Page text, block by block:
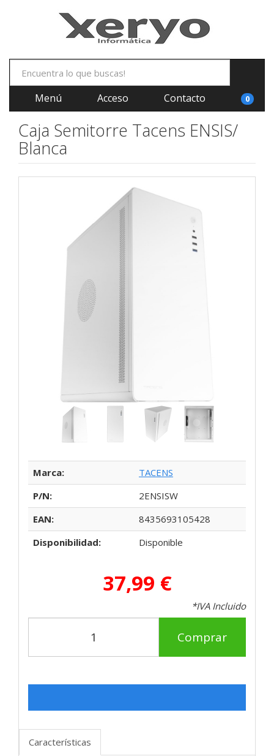
Menú Acceso Contacto 0
Caja Semitorre Tacens ENSIS/
Blanca
Marca:
TACENS
P/N:
2ENSISW
EAN:
8435693105428
Disponibilidad:
Disponible
37,99 €
*IVA Incluido
Comprar
Características